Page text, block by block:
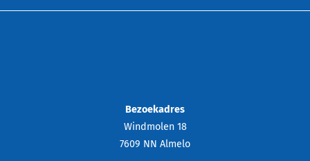
Bezoekadres
Windmolen 18
7609 NN Almelo